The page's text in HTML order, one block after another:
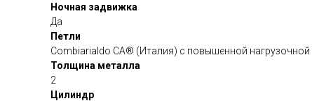
Ночная задвижка
Да
Петли
Сombiarialdo СА® (Италия) с повышенной
Толщина металла
2
Цилиндр